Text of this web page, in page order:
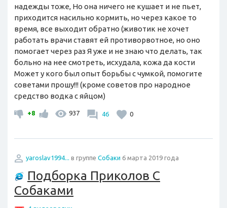
надежды тоже, Но она ничего не кушает и не пьет,
приходится насильно кормить, но через какое то
время, все выходит обратно (животик не хочет
работать врачи ставят ей противорвотное, но оно
помогает через раз Я уже и не знаю что делать, так
больно на нее смотреть, исхудала, кожа да кости
Может у кого был опыт борьбы с чумкой, помогите
советами прошу!!! (кроме советов про народное
средство водка с яйцом)
+8 937 46 0
yaroslav1994... в группе Собаки 6 марта 2019 года
Подборка Приколов С
Собаками